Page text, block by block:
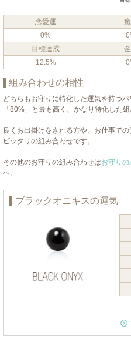
恋愛運
0%
目標達成
12.5%
組み合わせの相性
どちらもお守りに特化した運気を持つ
「80%」と最も高く、かなり特化した
良くお出掛けをされる方や、お仕事で
ピッタリの組み合わせです。
その他のお守りの組み合わせはお守り
へ。
ブラックオニキスの運気